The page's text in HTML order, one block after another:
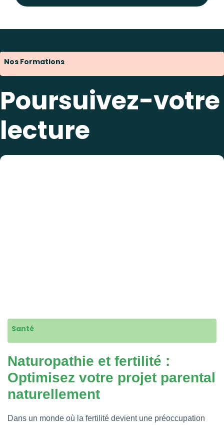
Nos Formations
Poursuivez-votre
lecture
Santé
Naturopathie et fertilité :
Optimisez votre projet parental
naturellement
Dans un monde où la fertilité devient une préoccupation